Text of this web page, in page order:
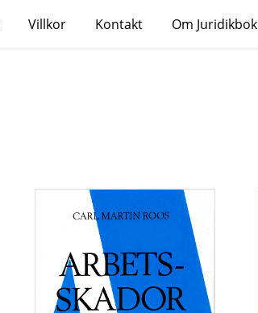
Villkor Kontakt Om Juridikbok